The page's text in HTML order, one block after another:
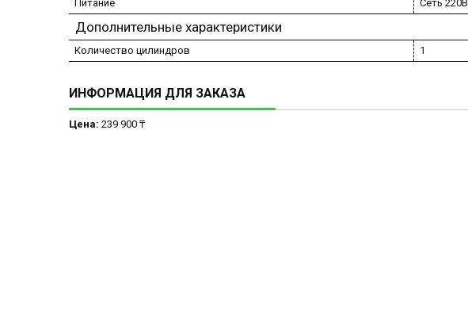
Питание
Сеть 220В
Дополнительные характеристики
Количество цилиндров 1
ИНФОРМАЦИЯ ДЛЯ ЗАКАЗА
Цена: 239 900 ₸